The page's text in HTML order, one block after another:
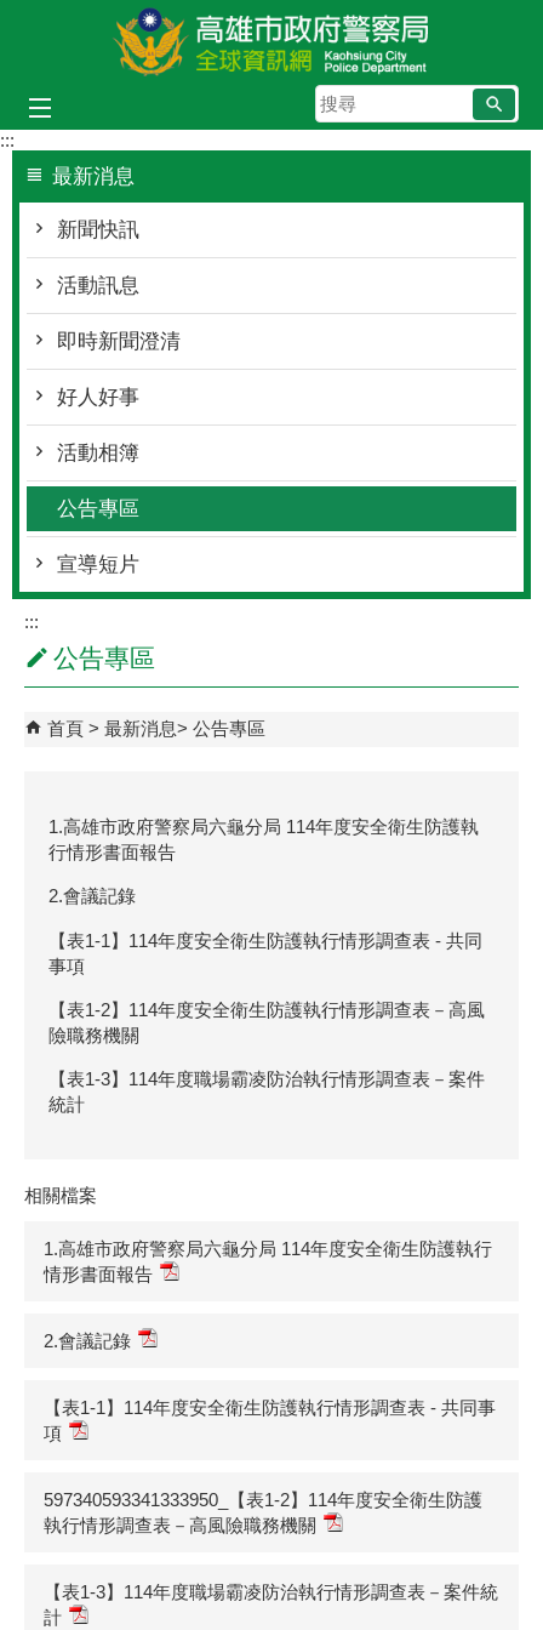
跳到主要內容區塊
搜
尋
:::
最新消息
新聞快訊
活動訊息
即時新聞澄清
好人好事
活動相簿
公告專區
宣導短片
:::
公告專區
首頁 最新消息 公告專區
1.高雄市政府警察局六龜分局 114年度安全衛⽣防護執
⾏情形書⾯報告
2.會議記錄
​【表1-1】114年度安全衛生防護執行情形調查表 - 共同
事項
​【表1-2】114年度安全衛生防護執行情形調查表－高風
險職務機關
​【表1-3】114年度職場霸凌防治執行情形調查表－案件
統計
相關檔案
1.高雄市政府警察局六龜分局 114年度安全衛⽣防護執⾏
情形書⾯報告
2.會議記錄
【表1-1】114年度安全衛生防護執行情形調查表 - 共同事
項
597340593341333950_【表1-2】114年度安全衛生防護
執行情形調查表－高風險職務機關
【表1-3】114年度職場霸凌防治執行情形調查表－案件統
計